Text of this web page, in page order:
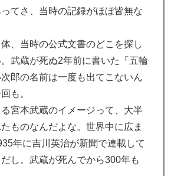
国人男性が急増「日本の女性は優し
応】
本のアルフォートというチョコレート
か！」日本に比べて超石器時代だった
騒ぎ
ぜイチローはあんなに敬遠四球が多か
退で通算打率.311の突然変異だぞ」
ィカル検査をパス！現地サポが歓迎！ア
てさ、当時の記録がほぼ皆無な
、当時の公式文書のどこを探し
武蔵が死ぬ2年前に書いた「五輪
郎の名前は一度も出てこないん
も。
宮本武蔵のイメージって、大半
ものなんだよな。世界中に広ま
年に吉川英治が新聞で連載して
し。武蔵が死んでから300年も